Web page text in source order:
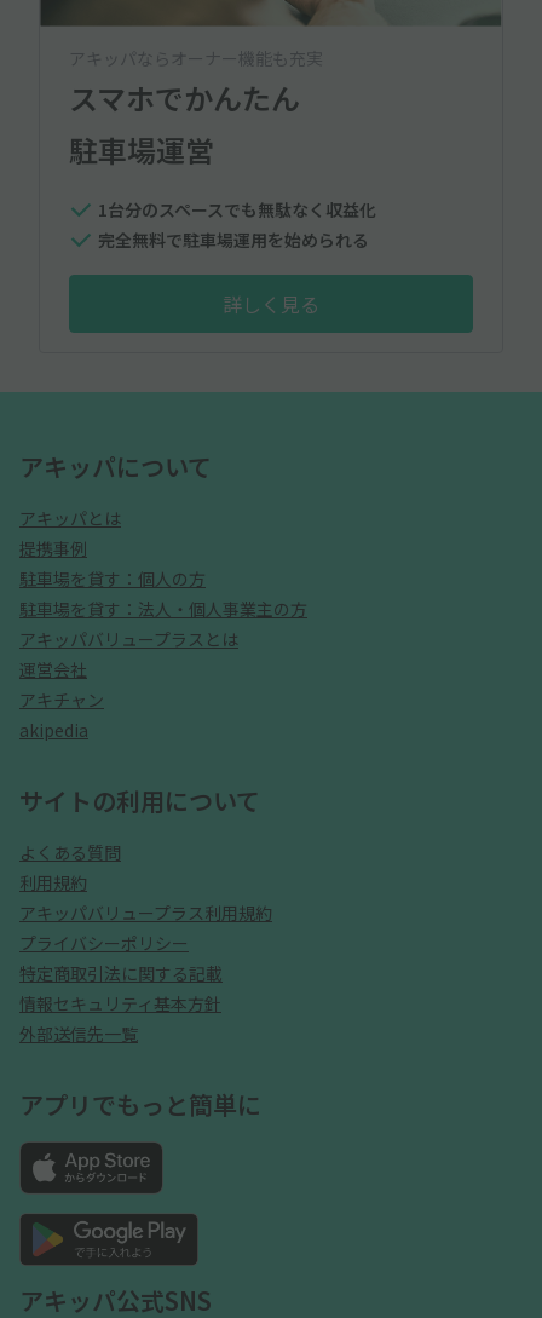
アキッパならオーナー機能も充実
スマホでかんたん
駐車場運営
1台分のスペースでも無駄なく収益化
完全無料で駐車場運用を始められる
詳しく見る
アキッパについて
アキッパとは
提携事例
駐車場を貸す：個人の方
駐車場を貸す：法人・個人事業主の方
アキッパバリュープラスとは
運営会社
アキチャン
akipedia
サイトの利用について
よくある質問
利用規約
アキッパバリュープラス利用規約
プライバシーポリシー
特定商取引法に関する記載
情報セキュリティ基本方針
外部送信先一覧
アプリでもっと簡単に
アキッパ公式SNS